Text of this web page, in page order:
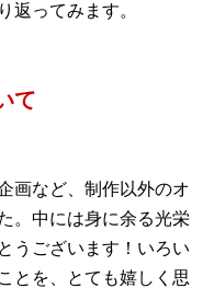
返ってみます。
て
画など、制作以外のオ
。中には身に余る光栄
うございます！いろい
とを、とても嬉しく思